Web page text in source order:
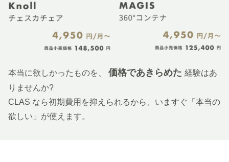
本当に欲しかったものを、 価格であきらめた 経験はあ
りませんか?
CLAS なら初期費用を抑えられるから、いますぐ「本当の
欲しい」が使えます。